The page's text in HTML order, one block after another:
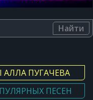
Найти
ПУГАЧЕВА
ПЕСЕН